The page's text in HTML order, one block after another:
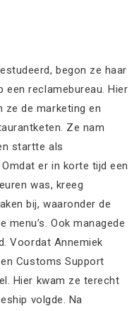
begon ze haar
reclamebureau. Hier
ze de marketing en
Ze nam
startte als
er in korte tijd een
was, kreeg
bij, waaronder de
menu’s. Ook managede
Voordat Annemiek
Customs Support
Hier kwam ze terecht
volgde. Na